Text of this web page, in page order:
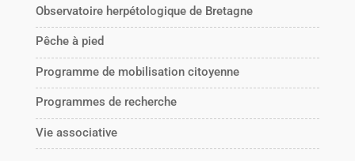
Observatoire herpétologique de Bretagne
Pêche à pied
Programme de mobilisation citoyenne
Programmes de recherche
Vie associative